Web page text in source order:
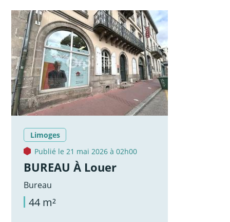
Limoges
Publié le 21 mai 2026 à 02h00
BUREAU À Louer
Bureau
44 m²